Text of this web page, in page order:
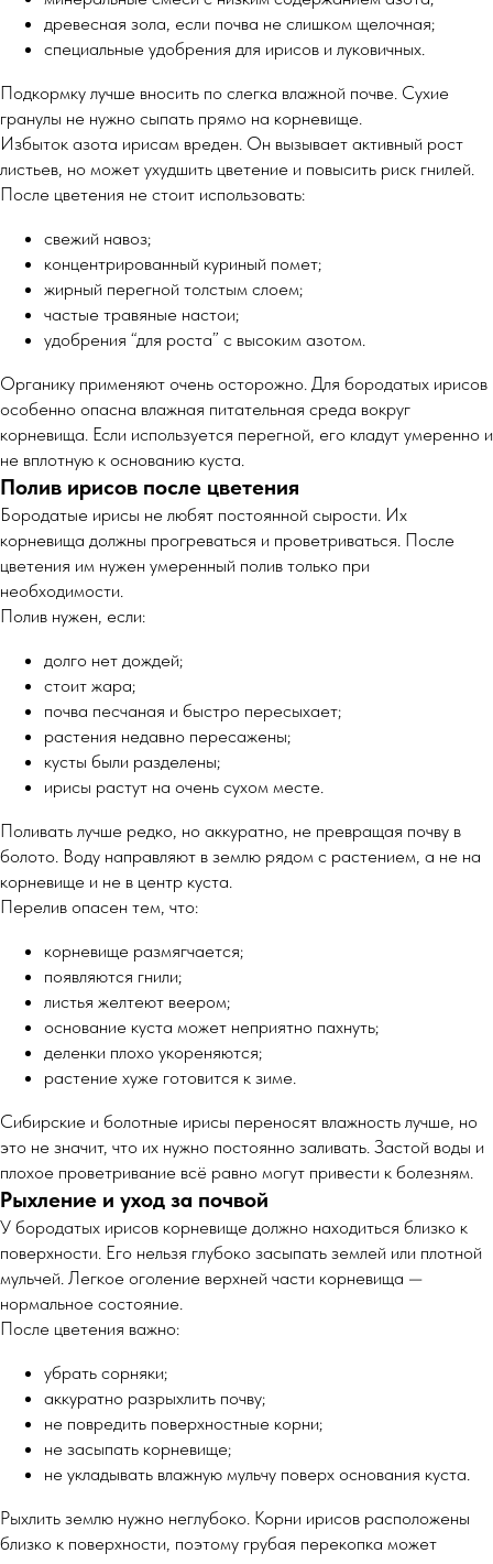
древесная зола, если почва не слишком щелочная;
специальные удобрения для ирисов и луковичных.
Подкормку лучше вносить по слегка влажной почве. Сухие
гранулы не нужно сыпать прямо на корневище.
Избыток азота ирисам вреден. Он вызывает активный рост
листьев, но может ухудшить цветение и повысить риск гнилей.
После цветения не стоит использовать:
свежий навоз;
концентрированный куриный помет;
жирный перегной толстым слоем;
частые травяные настои;
удобрения “для роста” с высоким азотом.
Органику применяют очень осторожно. Для бородатых ирисов
особенно опасна влажная питательная среда вокруг
корневища. Если используется перегной, его кладут умеренно и
не вплотную к основанию куста.
Полив ирисов после цветения
Бородатые ирисы не любят постоянной сырости. Их
корневища должны прогреваться и проветриваться. После
цветения им нужен умеренный полив только при
необходимости.
Полив нужен, если:
долго нет дождей;
стоит жара;
почва песчаная и быстро пересыхает;
растения недавно пересажены;
кусты были разделены;
ирисы растут на очень сухом месте.
Поливать лучше редко, но аккуратно, не превращая почву в
болото. Воду направляют в землю рядом с растением, а не на
корневище и не в центр куста.
Перелив опасен тем, что:
корневище размягчается;
появляются гнили;
листья желтеют веером;
основание куста может неприятно пахнуть;
деленки плохо укореняются;
растение хуже готовится к зиме.
Сибирские и болотные ирисы переносят влажность лучше, но
это не значит, что их нужно постоянно заливать. Застой воды и
плохое проветривание всё равно могут привести к болезням.
Рыхление и уход за почвой
У бородатых ирисов корневище должно находиться близко к
поверхности. Его нельзя глубоко засыпать землей или плотной
мульчей. Легкое оголение верхней части корневища —
нормальное состояние.
После цветения важно:
убрать сорняки;
аккуратно разрыхлить почву;
не повредить поверхностные корни;
не засыпать корневище;
не укладывать влажную мульчу поверх основания куста.
Рыхлить землю нужно неглубоко. Корни ирисов расположены
близко к поверхности, поэтому грубая перекопка может